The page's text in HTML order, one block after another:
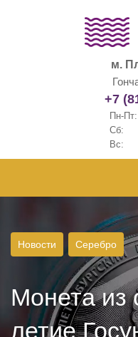
м.
+7
Пн-Пт:
Сб:
Вс:
Новости Серебро
Монета из
летие